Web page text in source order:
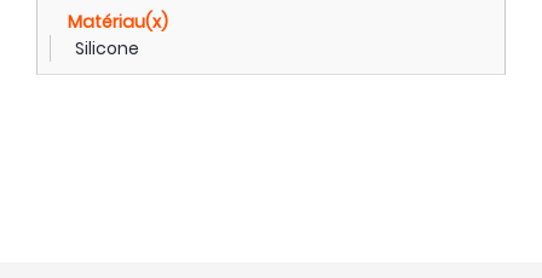
Matériau(x)
Silicone